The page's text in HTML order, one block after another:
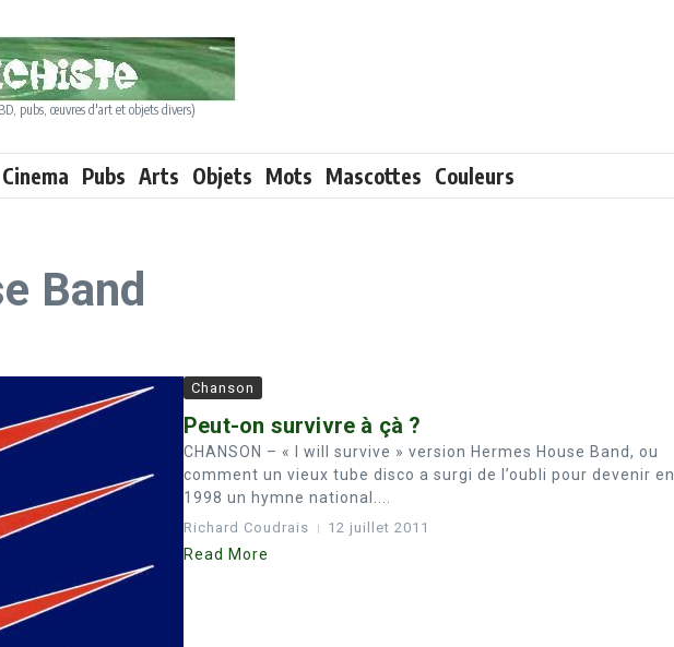
pubs, œuvres d'art et objets divers)
Cinema Pubs Arts Objets Mots Mascottes Couleurs
Band
Chanson
Peut-on survivre à çà ?
CHANSON – « I will survive » version Hermes House Band, ou
comment un vieux tube disco a surgi de l’oubli pour devenir en
1998 un hymne national....
Richard Coudrais 12 juillet 2011
Read More